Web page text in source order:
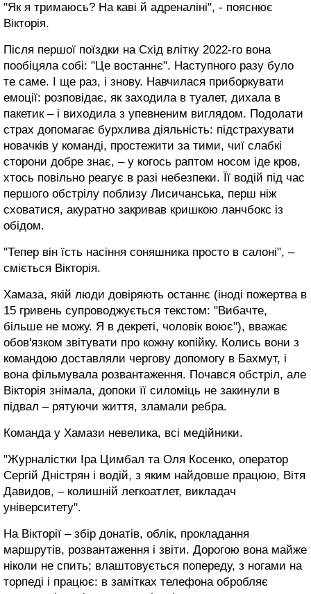
"Як я тримаюсь? На каві й адреналіні", - пояснює
Вікторія.
Після першої поїздки на Схід влітку 2022-го вона
пообіцяла собі: "Це востаннє". Наступного разу було
те саме. І ще раз, і знову. Навчилася приборкувати
емоції: розповідає, як заходила в туалет, дихала в
пакетик – і виходила з упевненим виглядом. Подолати
страх допомагає бурхлива діяльність: підстрахувати
новачків у команді, простежити за тими, чиї слабкі
сторони добре знає, – у когось раптом носом іде кров,
хтось повільно реагує в разі небезпеки. Її водій під час
першого обстрілу поблизу Лисичанська, перш ніж
сховатися, акуратно закривав кришкою ланчбокс із
обідом.
"Тепер він їсть насіння соняшника просто в салоні", –
сміється Вікторія.
Хамаза, якій люди довіряють останнє (іноді пожертва в
15 гривень супроводжується текстом: "Вибачте,
більше не можу. Я в декреті, чоловік воює"), вважає
обов'язком звітувати про кожну копійку. Колись вони з
командою доставляли чергову допомогу в Бахмут, і
вона фільмувала розвантаження. Почався обстріл, але
Вікторія знімала, допоки її силоміць не закинули в
підвал – рятуючи життя, зламали ребра.
Команда у Хамази невелика, всі медійники.
"Журналістки Іра Цимбал та Оля Косенко, оператор
Сергій Дністрян і водій, з яким найдовше працюю, Вітя
Давидов, – колишній легкоатлет, викладач
університету".
На Вікторії – збір донатів, облік, прокладання
маршрутів, розвантаження і звіти. Дорогою вона майже
ніколи не спить; влаштовується попереду, з ногами на
торпеді і працює: в замітках телефона обробляє